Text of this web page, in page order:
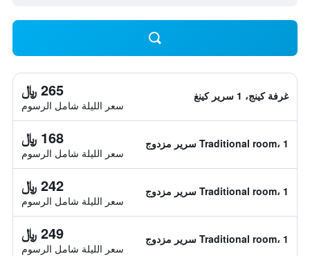
غرفة كينج، 1 سرير كينغ 265 ﷼
سعر الليلة شامل الرسوم
Traditional room، 1 سرير مزدوج 168 ﷼
سعر الليلة شامل الرسوم
Traditional room، 1 سرير مزدوج 242 ﷼
سعر الليلة شامل الرسوم
Traditional room، 1 سرير مزدوج 249 ﷼
سعر الليلة شامل الرسوم